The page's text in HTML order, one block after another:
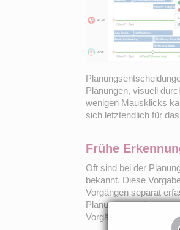
Planungen, visuell
wenigen Mausklicks
sich letztendlich für
Frühe
Oft sind bei der
bekannt. Diese
Vorgängen separat
Planungserstellung
Vorgänge, erhalten.